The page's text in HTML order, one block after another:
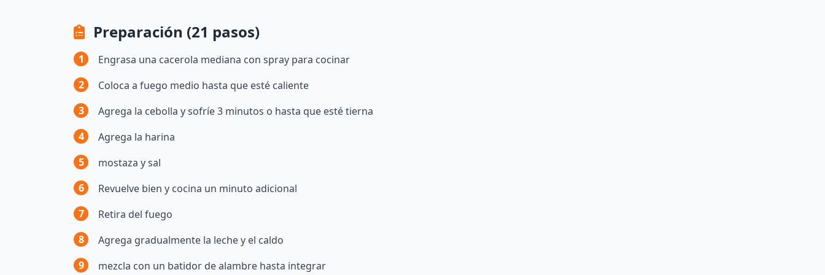
Preparación (21 pasos)
1
Engrasa una cacerola mediana con spray para cocinar
2
Coloca a fuego medio hasta que esté caliente
3
Agrega la cebolla y sofríe 3 minutos o hasta que esté tierna
4
Agrega la harina
5
mostaza y sal
6
Revuelve bien y cocina un minuto adicional
7
Retira del fuego
8
Agrega gradualmente la leche y el caldo
9
mezcla con un batidor de alambre hasta integrar